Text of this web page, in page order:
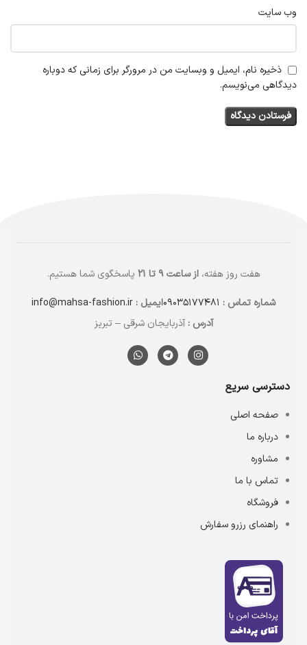
وب‌ سایت
ذخیره نام، ایمیل و وبسایت من در مرورگر برای زمانی که دوباره
دیدگاهی می‌نویسم.
هفت روز هفته،از ساعت ۹ تا ۲۱
پاسخگوی شما هستیم.
شماره تماس : ۰۹۰۳۵۱۷۷۴۸۱ایمیل : info@mahsa-fashion.ir
آدرس : آذربایجان شرقی – تبریز
دسترسی سریع
صفحه اصلی
درباره ما
مشاوره
تماس با ما
فروشگاه
راهنمای رزرو سفارش